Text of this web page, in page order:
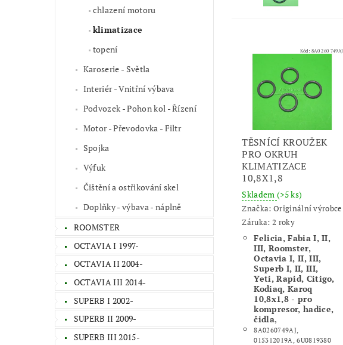
chlazení motoru
klimatizace
topení
Karoserie - Světla
Interiér - Vnitřní výbava
Podvozek - Pohon kol - Řízení
Motor - Převodovka - Filtr
Spojka
Výfuk
Čištění a ostřikování skel
Doplňky - výbava - náplně
ROOMSTER
OCTAVIA I 1997-
OCTAVIA II 2004-
OCTAVIA III 2014-
SUPERB I 2002-
SUPERB II 2009-
SUPERB III 2015-
Kód:8A0 260 749AJ
TĚSNÍCÍ KROUŽEK
PRO OKRUH
KLIMATIZACE
10,8X1,8
Skladem (>5 ks)
Značka: Originální výrobce
Záruka: 2 roky
Felicia, Fabia I, II,
III, Roomster,
Octavia I, II, III,
Superb I, II, III,
Yeti, Rapid, Citigo,
Kodiaq, Karoq
10,8x1,8 - pro
kompresor, hadice,
čidla,
8A0260749AJ,
015312019A, 6U0819380